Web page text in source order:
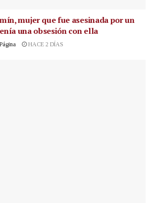
mujer que fue asesinada por un
una obsesión con ella
HACE 2 DÍAS